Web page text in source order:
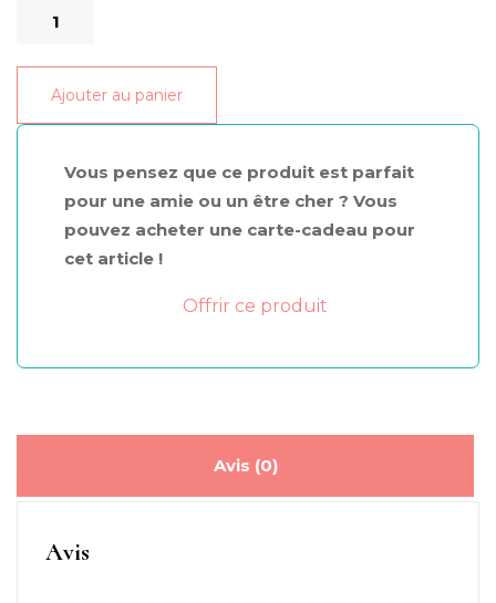
quantité
Pinceau
Multi-
Poudres
Ajouter au panier
Vous pensez que ce produit est parfait
pour une amie ou un être cher ? Vous
pouvez acheter une carte-cadeau pour
cet article !
Offrir ce produit
Avis (0)
Avis